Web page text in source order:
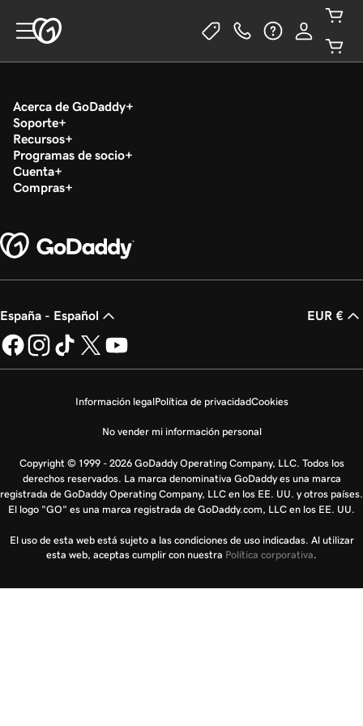
Acerca de GoDaddy
Soporte
Recursos
Programas de socio
Cuenta
Compras
España - Español EUR €
Información legalPolítica de privacidadCookies
No vender mi información personal
Copyright © 1999 - 2026 GoDaddy Operating Company, LLC. Todos los
derechos reservados. La marca denominativa GoDaddy es una marca
registrada de GoDaddy Operating Company, LLC en los EE. UU. y otros países.
El logo "GO" es una marca registrada de GoDaddy.com, LLC en los EE. UU.
El uso de esta web está sujeto a las condiciones de uso indicadas. Al utilizar
esta web, aceptas cumplir con nuestra Política corporativa.